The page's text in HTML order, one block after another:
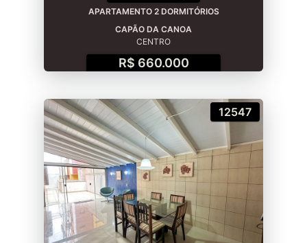
APARTAMENTO 2 DORMITÓRIOS
CAPÃO DA CANOA
CENTRO
R$ 660.000
12547